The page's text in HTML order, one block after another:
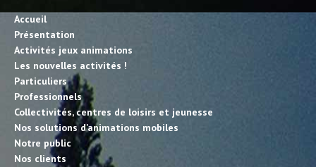
Accueil
Présentation
Activités jeux animations
Les nouvelles activités !
Particuliers
Professionnels
Collectivités, centres de loisirs et jeunesse
Nos solutions d’animations mobiles
Notre public
Nos clients